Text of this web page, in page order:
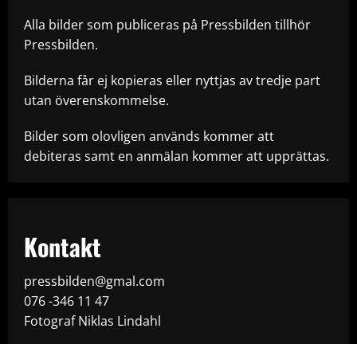
Alla bilder som publiceras på Pressbilden tillhör
Pressbilden.
Bilderna får ej kopieras eller nyttjas av tredje part
utan överenskommelse.
Bilder som olovligen används kommer att
debiteras samt en anmälan kommer att upprättas.
Kontakt
pressbilden@gmal.com
076 -346 11 47
Fotograf Niklas Lindahl